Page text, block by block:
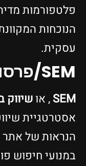
פלטפורמות
הנוכחות
עסקית.
SEM/פרסום בחיפוש
SEM, אושיווק
אסטרטגיית
הנראות של אתר
במנועי חיפוש